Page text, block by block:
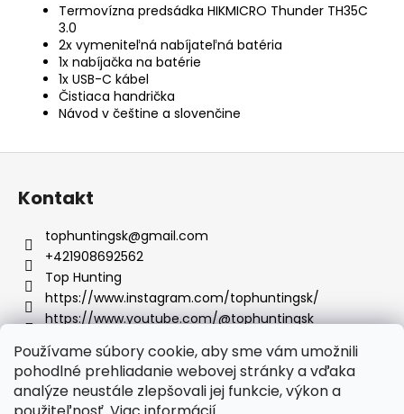
Používame súbory cookie, aby sme vám umožnili
pohodlné prehliadanie webovej stránky a vďaka
analýze neustále zlepšovali jej funkcie, výkon a
Termovízna predsádka HIKMICRO Thunder TH35C
3.0
2x vymeniteľná nabíjateľná batéria
1x nabíjačka na batérie
1x USB-C kábel
Čistiaca handrička
Návod v češtine a slovenčine
Z
Kontakt
tophuntingsk@gmail.com
+421908692562
Top Hunting
https://www.instagram.com/tophuntingsk/
https://www.youtube.com/@tophuntingsk
Facebook